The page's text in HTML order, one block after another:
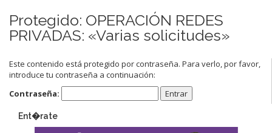
Protegido: OPERACIÓN REDES
PRIVADAS: «Varias solicitudes»
Este contenido está protegido por contraseña. Para verlo, por favor,
introduce tu contraseña a continuación:
Contraseña:
Ent�rate